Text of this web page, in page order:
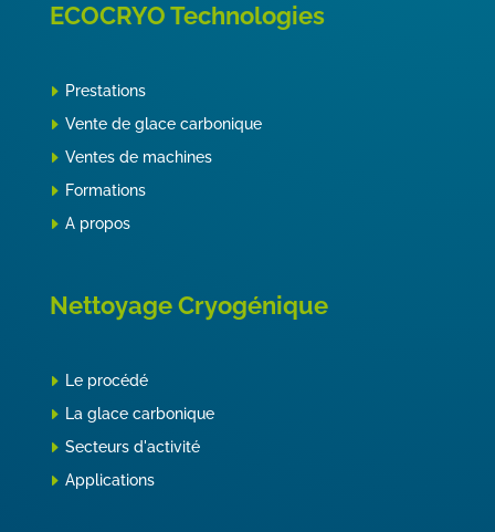
ECOCRYO Technologies
Prestations
Vente de glace carbonique
Ventes de machines
Formations
A propos
Nettoyage Cryogénique
Le procédé
La glace carbonique
Secteurs d'activité
Applications